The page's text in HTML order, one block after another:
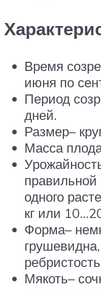
Время
июня по
Период
дней.
Размер–
Масса
правильной
одного
кг или
Форма–
Мякоть–